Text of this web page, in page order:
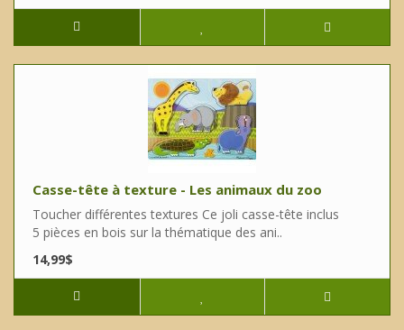
Casse-tête à texture - Les animaux du zoo
Toucher différentes textures Ce joli casse-tête inclus
5 pièces en bois sur la thématique des ani..
14,99$